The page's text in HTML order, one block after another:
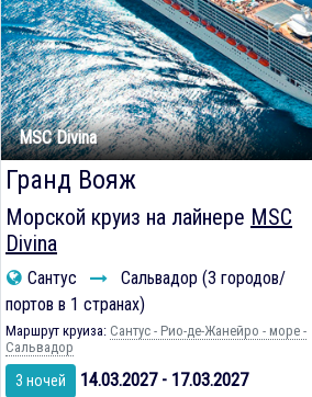
MSC Divina
Гранд Вояж
Морской круиз на лайнере MSC
Divina
Сантус
Сальвадор (3 городов/
портов в 1 странах)
Маршрут круиза: Сантус - Рио-де-Жанейро - море -
Сальвадор
3 ночей 14.03.2027 - 17.03.2027